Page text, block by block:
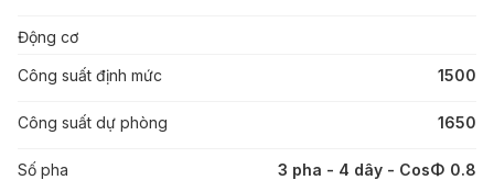
Động cơ
Công suất định mức 1500
Công suất dự phòng 1650
Số pha 3 pha - 4 dây - CosΦ 0.8